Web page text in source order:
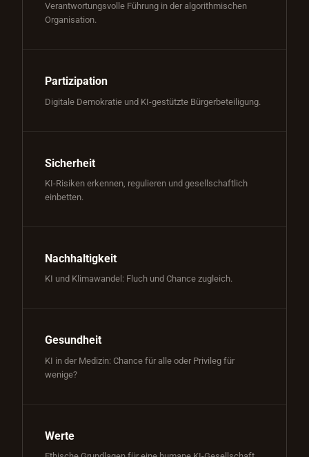
Verantwortungsvolle Führung in der algorithmischen
Organisation.
Partizipation
Digitale Demokratie und KI-gestützte Bürgerbeteiligung.
Sicherheit
KI-Risiken erkennen, regulieren und gesellschaftlich
einbetten.
Nachhaltigkeit
KI und Klimawandel: Fluch und Chance zugleich.
Gesundheit
KI in der Medizin: Chance für alle oder Privileg für
wenige?
Werte